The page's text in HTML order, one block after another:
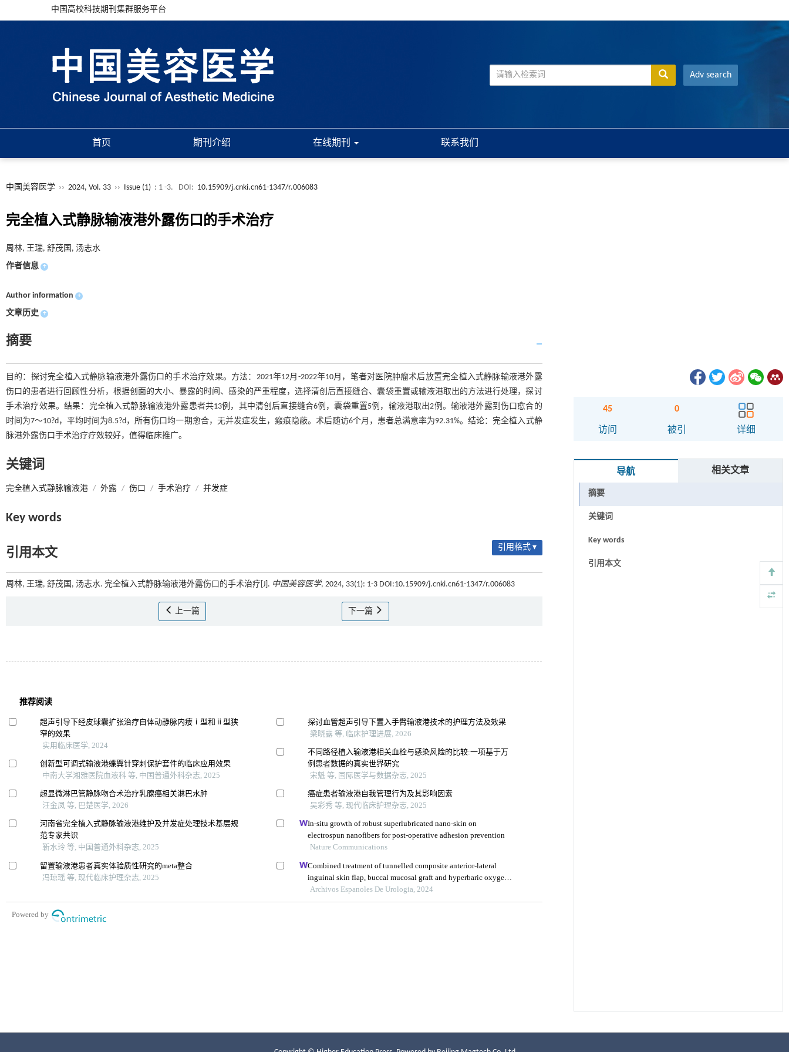
中国高校科技期刊集群服务平台
Adv search
首页 期刊介绍 在线期刊 联系我们
中国美容医学 ›› 2024, Vol. 33 ›› Issue (1) : 1 -3. DOI: 10.15909/j.cnki.cn61-1347/r.006083
完全植入式静脉输液港外露伤口的手术治疗
周林, 王瑞, 舒茂国, 汤志水
作者信息 +
Author information +
文章历史 +
摘要
目的：探讨完全植入式静脉输液港外露伤口的手术治疗效果。方法：2021年12月-2022年10月，笔者对医院肿瘤术后放置完全植入式静脉输液港外露
伤口的患者进行回顾性分析，根据创面的大小、暴露的时间、感染的严重程度，选择清创后直接缝合、囊袋重置或输液港取出的方法进行处理，探讨
手术治疗效果。结果：完全植入式静脉输液港外露患者共13例，其中清创后直接缝合6例，囊袋重置5例，输液港取出2例。输液港外露到伤口愈合的
时间为7～10?d，平均时间为8.5?d，所有伤口均一期愈合，无并发症发生，瘢痕隐蔽。术后随访6个月，患者总满意率为92.31%。结论：完全植入式静
脉港外露伤口手术治疗疗效较好，值得临床推广。
关键词
完全植入式静脉输液港 / 外露 / 伤口 / 手术治疗 / 并发症
Key words
引用本文 引用格式 ▾
周林, 王瑞, 舒茂国, 汤志水. 完全植入式静脉输液港外露伤口的手术治疗[J]. 中国美容医学, 2024, 33(1): 1-3 DOI:10.15909/j.cnki.cn61-1347/r.006083
上一篇 下一篇
45
访问
0
被引 详细
导航 相关文章
摘要
关键词
Key words
引用本文